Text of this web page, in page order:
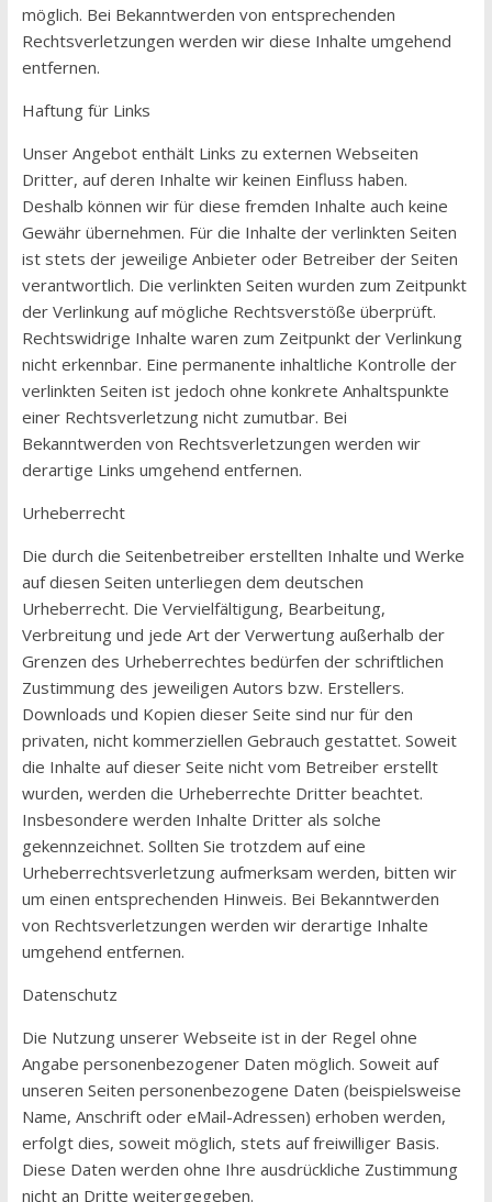
möglich. Bei Bekanntwerden von entsprechenden
Rechtsverletzungen werden wir diese Inhalte umgehend
entfernen.
Haftung für Links
Unser Angebot enthält Links zu externen Webseiten
Dritter, auf deren Inhalte wir keinen Einfluss haben.
Deshalb können wir für diese fremden Inhalte auch keine
Gewähr übernehmen. Für die Inhalte der verlinkten Seiten
ist stets der jeweilige Anbieter oder Betreiber der Seiten
verantwortlich. Die verlinkten Seiten wurden zum Zeitpunkt
der Verlinkung auf mögliche Rechtsverstöße überprüft.
Rechtswidrige Inhalte waren zum Zeitpunkt der Verlinkung
nicht erkennbar. Eine permanente inhaltliche Kontrolle der
verlinkten Seiten ist jedoch ohne konkrete Anhaltspunkte
einer Rechtsverletzung nicht zumutbar. Bei
Bekanntwerden von Rechtsverletzungen werden wir
derartige Links umgehend entfernen.
Urheberrecht
Die durch die Seitenbetreiber erstellten Inhalte und Werke
auf diesen Seiten unterliegen dem deutschen
Urheberrecht. Die Vervielfältigung, Bearbeitung,
Verbreitung und jede Art der Verwertung außerhalb der
Grenzen des Urheberrechtes bedürfen der schriftlichen
Zustimmung des jeweiligen Autors bzw. Erstellers.
Downloads und Kopien dieser Seite sind nur für den
privaten, nicht kommerziellen Gebrauch gestattet. Soweit
die Inhalte auf dieser Seite nicht vom Betreiber erstellt
wurden, werden die Urheberrechte Dritter beachtet.
Insbesondere werden Inhalte Dritter als solche
gekennzeichnet. Sollten Sie trotzdem auf eine
Urheberrechtsverletzung aufmerksam werden, bitten wir
um einen entsprechenden Hinweis. Bei Bekanntwerden
von Rechtsverletzungen werden wir derartige Inhalte
umgehend entfernen.
Datenschutz
Die Nutzung unserer Webseite ist in der Regel ohne
Angabe personenbezogener Daten möglich. Soweit auf
unseren Seiten personenbezogene Daten (beispielsweise
Name, Anschrift oder eMail-Adressen) erhoben werden,
erfolgt dies, soweit möglich, stets auf freiwilliger Basis.
Diese Daten werden ohne Ihre ausdrückliche Zustimmung
nicht an Dritte weitergegeben.